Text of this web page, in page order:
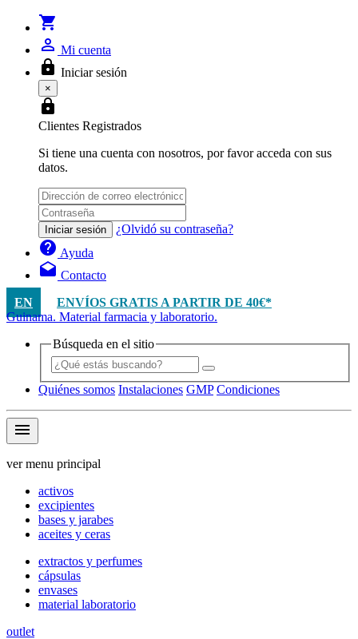
shopping_cart
person_outline Mi cuenta
lock Iniciar sesión
×
lock
Clientes Registrados
Si tiene una cuenta con nosotros, por favor acceda con sus
datos.
Iniciar sesión ¿Olvidó su contraseña?
help Ayuda
drafts Contacto
EN
ENVÍOS GRATIS A PARTIR DE 40€*
Guinama. Material farmacia y laboratorio.
Búsqueda en el sitio
Quiénes somos Instalaciones GMP Condiciones
menu
ver menu principal
activos
excipientes
bases y jarabes
aceites y ceras
extractos y perfumes
cápsulas
envases
material laboratorio
outlet